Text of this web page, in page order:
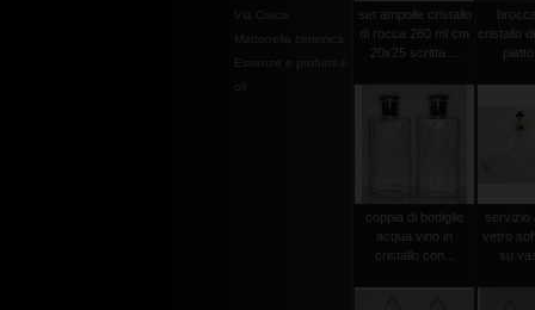
Mattonella ceramica
Essenze e profumi e
set ampolle cristallo
di rocca 280 ml cm
20x25 scritta ...
cristallo
coppia di bottiglie
acqua vino in
cristallo con...
servizio
vetro
su